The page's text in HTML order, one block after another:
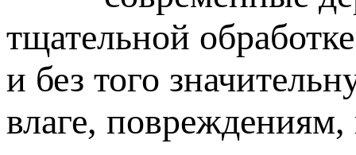
тщательной
и без того
влаге,